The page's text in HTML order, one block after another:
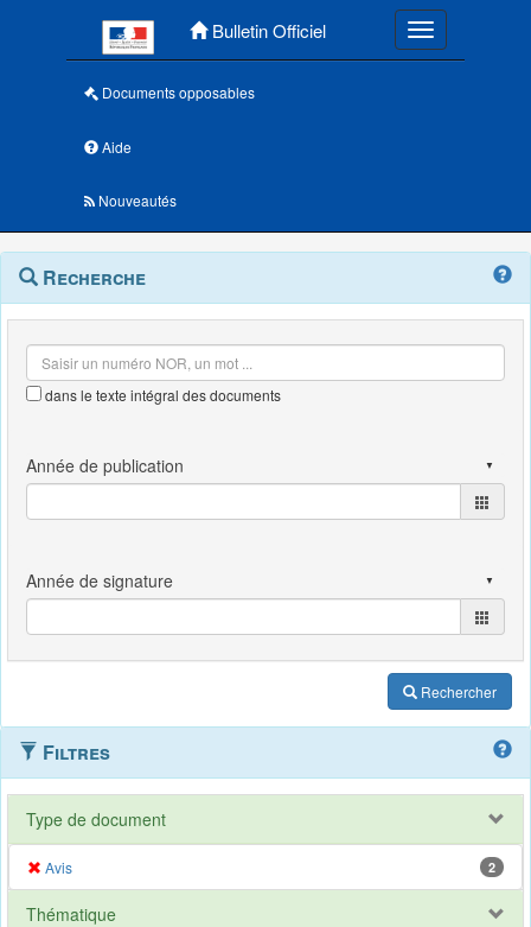
Bulletin Officiel Toggle
Documents opposables
Aide
Nouveautés
Navigation
outils
Menu
contextuel
Recherche
dans le texte intégral des documents
Rechercher
Filtres
Type de document
Avis 2
Thématique